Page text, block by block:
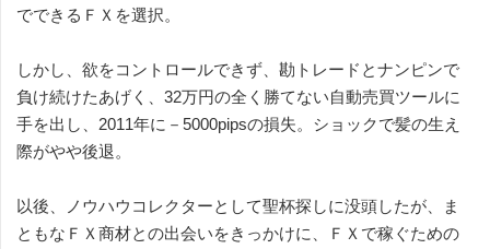
でできるＦＸを選択。
しかし、欲をコントロールできず、勘トレードとナンピンで
負け続けたあげく、32万円の全く勝てない自動売買ツールに
手を出し、2011年に－5000pipsの損失。ショックで髪の生え
際がやや後退。
以後、ノウハウコレクターとして聖杯探しに没頭したが、ま
ともなＦＸ商材との出会いをきっかけに、ＦＸで稼ぐための